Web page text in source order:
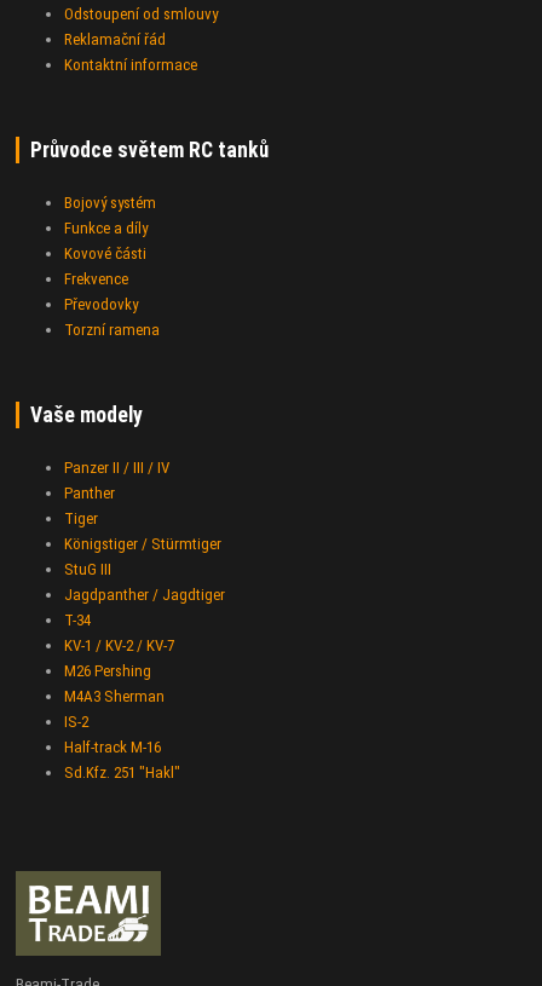
Odstoupení od smlouvy
Reklamační řád
Kontaktní informace
Průvodce světem RC tanků
Bojový systém
Funkce a díly
Kovové části
Frekvence
Převodovky
Torzní ramena
Vaše modely
Panzer II / III / IV
Panther
Tiger
Königstiger / Stürmtiger
StuG III
Jagdpanther / Jagdtiger
T-34
KV-1 / KV-2 / KV-7
M26 Pershing
M4A3 Sherman
IS-2
Half-track M-16
Sd.Kfz. 251 "Hakl"